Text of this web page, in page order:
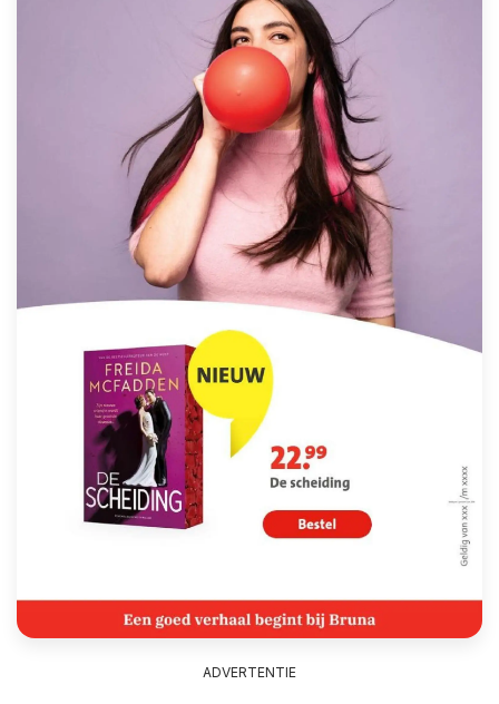
ADVERTENTIE